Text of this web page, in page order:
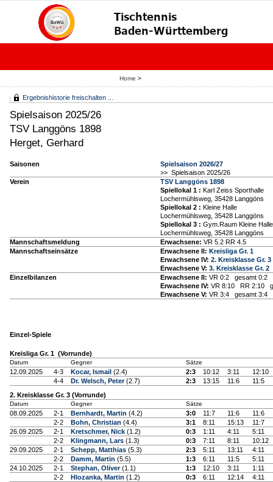
Home >
Ergebnishistorie freischalten ...
Spielsaison 2025/26
TSV Langgöns 1898
Herget, Gerhard
Saisonen
Spielsaison 2026/27
>> Spielsaison 2025/26
Verein
TSV Langgöns 1898
Spiellokal 1 : Karl Zeiss Sporthalle
Lochermühlsweg, 35428 Langgöns
Spiellokal 2 : Kleine Halle
Lochermühlsweg, 35428 Langgöns
Spiellokal 3 : Gym.Raum Kleine Halle
Lochermühlsweg, 35428 Langgöns
Mannschaftsmeldung
Erwachsene: VR 5.2 RR 4.5
Mannschaftseinsätze
Erwachsene II: Kreisliga Gr. 1
Erwachsene IV: 2. Kreisklasse Gr. 3
Erwachsene V: 3. Kreisklasse Gr. 2
Einzelbilanzen
Erwachsene II: VR 0:2 gesamt 0:2
Erwachsene IV: VR 8:10 RR 2:10
Erwachsene V: VR 3:4 gesamt 3:4
Einzel-Spiele
Kreisliga Gr. 1 (Vorrunde)
Datum Gegner Sätze
12.09.2025 4-3 Kocar, Ismail (2.4) 2:3 10:12 3:11
12:10
4-4
Dr. Welsch, Peter(2.7) 2:3 13:15 11:6
11:5
2. Kreisklasse Gr. 3 (Vorrunde)
Datum Gegner Sätze
08.09.2025 2-1 Bernhardt, Martin (4.2) 3:0 11:7 11:6
11:6
2-2
Bohn, Christian (4.4) 3:1 8:11 15:13
11:7
26.09.2025
2-1 Kretschmer, Nick (1.2) 0:3 1:11 4:11
5:11
2-2
Klingmann, Lars (1.3) 0:3 7:11 8:11
10:12
29.09.2025
2-1 Schepp, Matthias (5.3) 2:3 5:11 13:11
4:11
2-2
Damm, Martin (5.5) 1:3 6:11 11:5
5:11
24.10.2025
2-1 Stephan, Oliver(1.1) 1:3 12:10 3:11
1:11
2-2
Hlozanka, Martin (1.2) 0:3 6:11 12:14
4:11